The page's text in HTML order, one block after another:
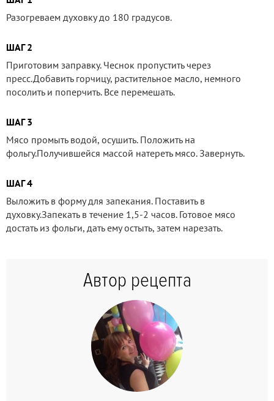
Разогреваем духовку до 180 градусов.
ШАГ 2
Приготовим заправку. Чеснок пропустить через
пресс.Добавить горчицу, растительное масло, немного
посолить и поперчить. Все перемешать.
ШАГ 3
Мясо промыть водой, осушить. Положить на
фольгу.Получившейся массой натереть мясо. Завернуть.
ШАГ 4
Выложить в форму для запекания. Поставить в
духовку.Запекать в течение 1,5-2 часов. Готовое мясо
достать из фольги, дать ему остыть, затем нарезать.
Автор рецепта